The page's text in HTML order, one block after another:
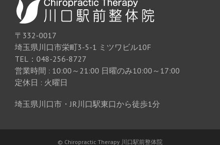
〒332-0017
埼玉県川口市栄町3-5-1 ミツワビル10F
TEL：048-256-8727
営業時間 : 10:00～21:00 日曜のみ10:00～17:00
定休日 : 火曜日
埼玉県川口市・JR川口駅東口から徒歩1分
© Chiropractic Therapy 川口駅前整体院